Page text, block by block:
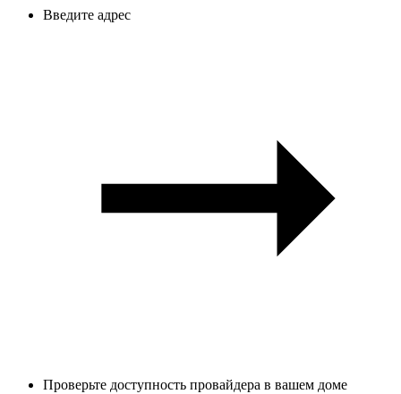
Введите адрес
Проверьте доступность провайдера в вашем доме